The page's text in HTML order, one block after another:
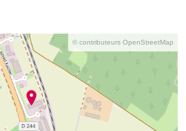
© contributeurs OpenStreetMap